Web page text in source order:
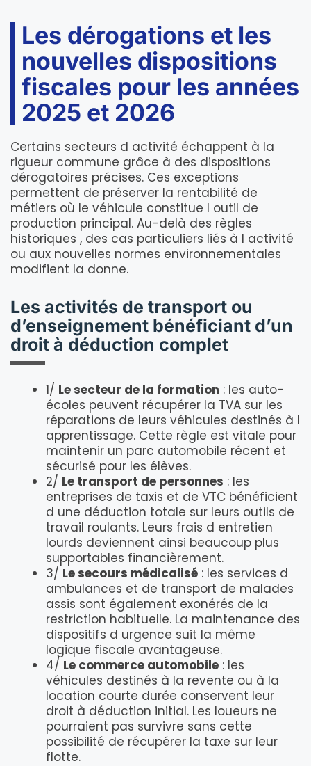
Les dérogations et les
nouvelles dispositions
fiscales pour les années
2025 et 2026
Certains secteurs d activité échappent à la
rigueur commune grâce à des dispositions
dérogatoires précises. Ces exceptions
permettent de préserver la rentabilité de
métiers où le véhicule constitue l outil de
production principal. Au-delà des règles
historiques , des cas particuliers liés à l activité
ou aux nouvelles normes environnementales
modifient la donne.
Les activités de transport ou
d’enseignement bénéficiant d’un
droit à déduction complet
1/ Le secteur de la formation : les auto-
écoles peuvent récupérer la TVA sur les
réparations de leurs véhicules destinés à l
apprentissage. Cette règle est vitale pour
maintenir un parc automobile récent et
sécurisé pour les élèves.
2/ Le transport de personnes : les
entreprises de taxis et de VTC bénéficient
d une déduction totale sur leurs outils de
travail roulants. Leurs frais d entretien
lourds deviennent ainsi beaucoup plus
supportables financièrement.
3/ Le secours médicalisé : les services d
ambulances et de transport de malades
assis sont également exonérés de la
restriction habituelle. La maintenance des
dispositifs d urgence suit la même
logique fiscale avantageuse.
4/ Le commerce automobile : les
véhicules destinés à la revente ou à la
location courte durée conservent leur
droit à déduction initial. Les loueurs ne
pourraient pas survivre sans cette
possibilité de récupérer la taxe sur leur
flotte.